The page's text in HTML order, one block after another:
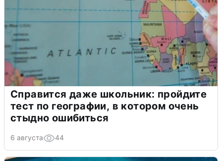
Справится даже школьник: пройдите
тест по географии, в котором очень
стыдно ошибиться
6 августа 44